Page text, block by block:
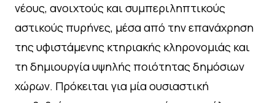
νέους, ανοιχτούς και συμπεριληπτικούς
αστικούς πυρήνες, μέσα από την επανάχρηση
της υφιστάμενης κτηριακής κληρονομιάς και
τη δημιουργία υψηλής ποιότητας δημόσιων
χώρων. Πρόκειται για μία ουσιαστική